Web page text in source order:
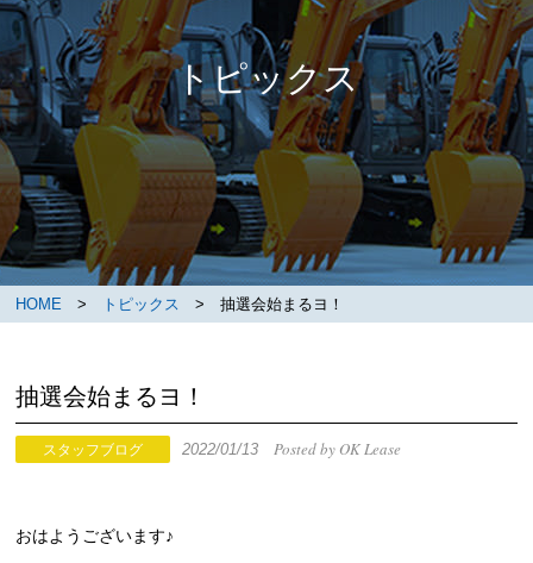
トピックス
HOME > トピックス > 抽選会始まるヨ！
抽選会始まるヨ！
スタッフブログ 2022/01/13Posted by OK Lease
おはようございます♪